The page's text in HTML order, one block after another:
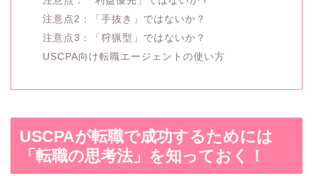
注意点2：「手抜き」ではないか？
注意点3：「狩猟型」ではないか？
USCPA向け転職エージェントの使い方
USCPAが転職で成功するためには
「転職の思考法」を知っておく！